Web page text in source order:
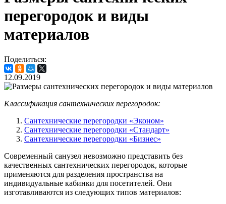
перегородок и виды
материалов
Поделиться:
12.09.2019
Классификация сантехнических перегородок:
Сантехнические перегородки «Эконом»
Сантехнические перегородки «Стандарт»
Сантехнические перегородки «Бизнес»
Современный санузел невозможно представить без
качественных сантехнических перегородок, которые
применяются для разделения пространства на
индивидуальные кабинки для посетителей. Они
изготавливаются из следующих типов материалов: